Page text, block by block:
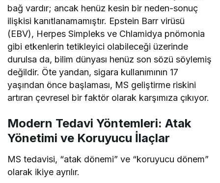
bağ vardır; ancak henüz kesin bir neden-sonuç
ilişkisi kanıtlanamamıştır. Epstein Barr virüsü
(EBV), Herpes Simpleks ve Chlamidya pnömonia
gibi etkenlerin tetikleyici olabileceği üzerinde
durulsa da, bilim dünyası henüz son sözü söylemiş
değildir. Öte yandan, sigara kullanımının 17
yaşından önce başlaması, MS geliştirme riskini
artıran çevresel bir faktör olarak karşımıza çıkıyor.
Modern Tedavi Yöntemleri: Atak
Yönetimi ve Koruyucu İlaçlar
MS tedavisi, “atak dönemi” ve “koruyucu dönem”
olarak ikiye ayrılır.